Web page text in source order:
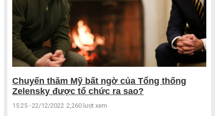
Chuyến thăm Mỹ bất ngờ của Tổng thống
Zelensky được tổ chức ra sao?
15:25 - 22/12/2022 2,260 lượt xem